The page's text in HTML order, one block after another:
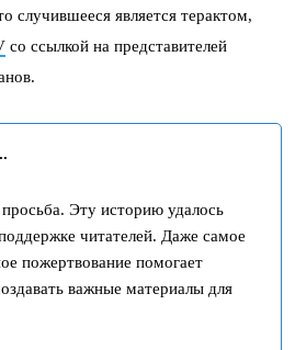
случившееся является терактом,
со ссылкой на представителей
Эту историю удалось
читателей. Даже самое
пожертвование помогает
важные материалы для